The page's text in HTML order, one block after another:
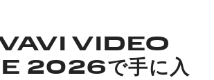
VIDEO
2026で手に入